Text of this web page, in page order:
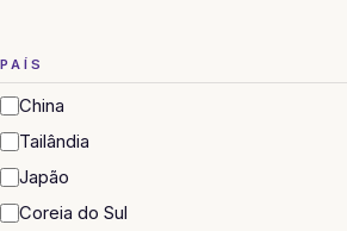
PAÍS
China
Tailândia
Japão
Coreia do Sul